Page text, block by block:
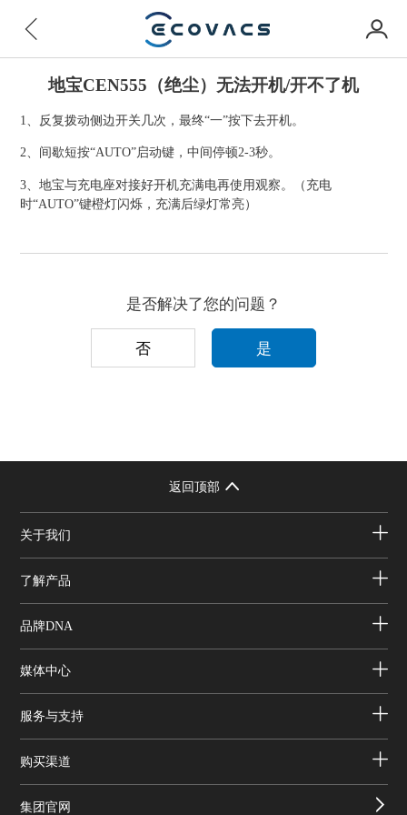
地宝CEN555（绝尘）无法开机/开不了机
1、反复拨动侧边开关几次，最终“一”按下去开机。
2、间歇短按“AUTO”启动键，中间停顿2-3秒。
3、地宝与充电座对接好开机充满电再使用观察。（充电
时“AUTO”键橙灯闪烁，充满后绿灯常亮）
是否解决了您的问题？
否 是
返回顶部
关于我们
了解产品
品牌DNA
媒体中心
服务与支持
购买渠道
集团官网